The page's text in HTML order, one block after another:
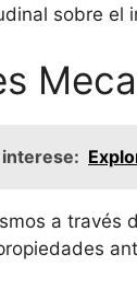
sobre el
a través